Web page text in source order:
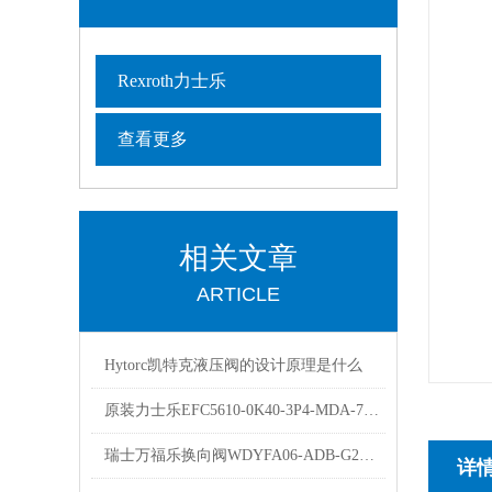
Rexroth力士乐
查看更多
相关文章
ARTICLE
Hytorc凯特克液压阀的设计原理是什么
原装力士乐EFC5610-0K40-3P4-MDA-7P变频器现货出售
瑞士万福乐换向阀WDYFA06-ADB-G24的工作原理
详